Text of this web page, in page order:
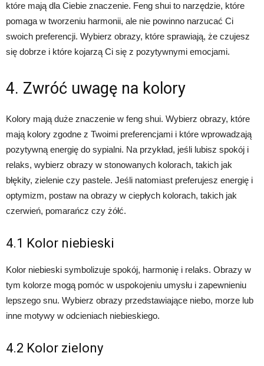
które mają dla Ciebie znaczenie. Feng shui to narzędzie, które
pomaga w tworzeniu harmonii, ale nie powinno narzucać Ci
swoich preferencji. Wybierz obrazy, które sprawiają, że czujesz
się dobrze i które kojarzą Ci się z pozytywnymi emocjami.
4. Zwróć uwagę na kolory
Kolory mają duże znaczenie w feng shui. Wybierz obrazy, które
mają kolory zgodne z Twoimi preferencjami i które wprowadzają
pozytywną energię do sypialni. Na przykład, jeśli lubisz spokój i
relaks, wybierz obrazy w stonowanych kolorach, takich jak
błękity, zielenie czy pastele. Jeśli natomiast preferujesz energię i
optymizm, postaw na obrazy w ciepłych kolorach, takich jak
czerwień, pomarańcz czy żółć.
4.1 Kolor niebieski
Kolor niebieski symbolizuje spokój, harmonię i relaks. Obrazy w
tym kolorze mogą pomóc w uspokojeniu umysłu i zapewnieniu
lepszego snu. Wybierz obrazy przedstawiające niebo, morze lub
inne motywy w odcieniach niebieskiego.
4.2 Kolor zielony